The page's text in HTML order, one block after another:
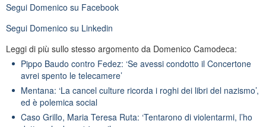
Segui Domenico su Facebook
Segui Domenico su Linkedin
Leggi di più sullo stesso argomento da Domenico Camodeca:
Pippo Baudo contro Fedez: ‘Se avessi condotto il Concertone
avrei spento le telecamere’
Mentana: ‘La cancel culture ricorda i roghi dei libri del nazismo’,
ed è polemica social
Caso Grillo, Maria Teresa Ruta: ‘Tentarono di violentarmi, l’ho